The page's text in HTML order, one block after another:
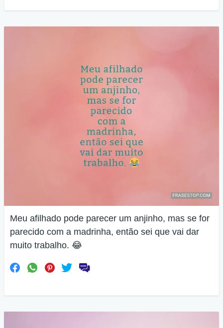
Meu afilhado pode parecer um anjinho, mas se for
parecido com a madrinha, então sei que vai dar
muito trabalho. 😂